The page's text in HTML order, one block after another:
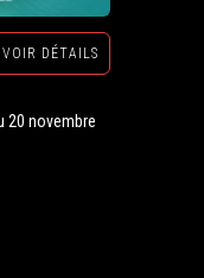
VOIR DÉTAILS
20 novembre